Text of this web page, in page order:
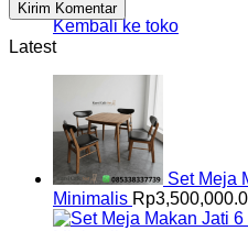
Kembali ke toko
Latest
Set Meja
Minimalis Rp